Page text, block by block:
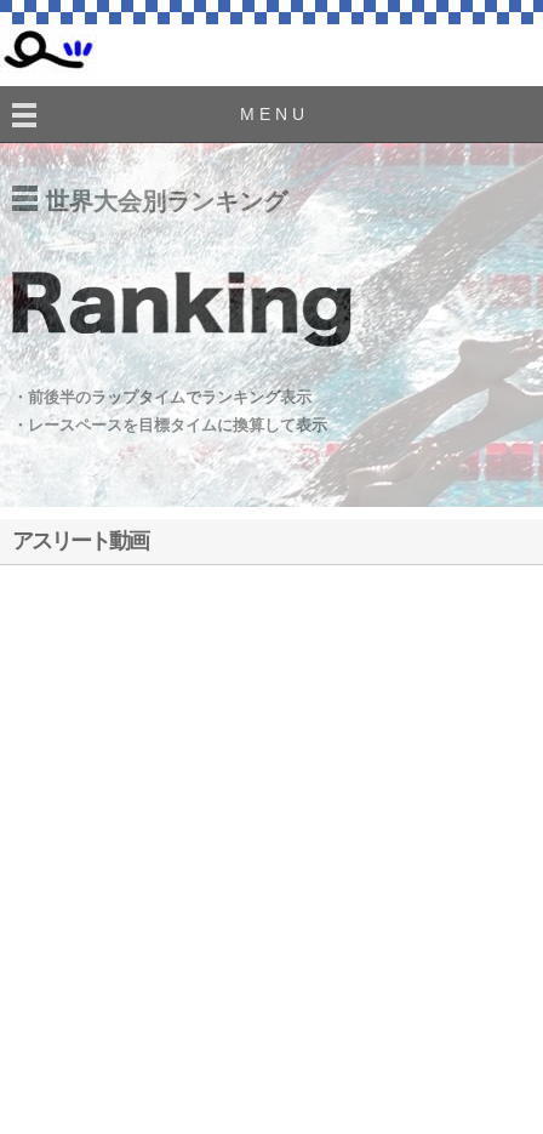
M E N U
世界大会別ランキング
・前後半のラップタイムでランキング表示
・レースペースを目標タイムに換算して表示
アスリート動画